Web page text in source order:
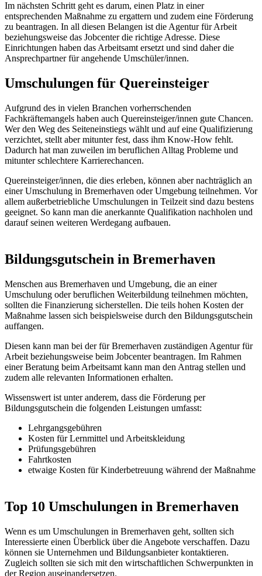
Im nächsten Schritt geht es darum, einen Platz in einer
entsprechenden Maßnahme zu ergattern und zudem eine Förderung
zu beantragen. In all diesen Belangen ist die Agentur für Arbeit
beziehungsweise das Jobcenter die richtige Adresse. Diese
Einrichtungen haben das Arbeitsamt ersetzt und sind daher die
Ansprechpartner für angehende Umschüler/innen.
Umschulungen für Quereinsteiger
Aufgrund des in vielen Branchen vorherrschenden
Fachkräftemangels haben auch Quereinsteiger/innen gute Chancen.
Wer den Weg des Seiteneinstiegs wählt und auf eine Qualifizierung
verzichtet, stellt aber mitunter fest, dass ihm Know-How fehlt.
Dadurch hat man zuweilen im beruflichen Alltag Probleme und
mitunter schlechtere Karrierechancen.
Quereinsteiger/innen, die dies erleben, können aber nachträglich an
einer Umschulung in Bremerhaven oder Umgebung teilnehmen. Vor
allem außerbetriebliche Umschulungen in Teilzeit sind dazu bestens
geeignet. So kann man die anerkannte Qualifikation nachholen und
darauf seinen weiteren Werdegang aufbauen.
Bildungsgutschein in Bremerhaven
Menschen aus Bremerhaven und Umgebung, die an einer
Umschulung oder beruflichen Weiterbildung teilnehmen möchten,
sollten die Finanzierung sicherstellen. Die teils hohen Kosten der
Maßnahme lassen sich beispielsweise durch den Bildungsgutschein
auffangen.
Diesen kann man bei der für Bremerhaven zuständigen Agentur für
Arbeit beziehungsweise beim Jobcenter beantragen. Im Rahmen
einer Beratung beim Arbeitsamt kann man den Antrag stellen und
zudem alle relevanten Informationen erhalten.
Wissenswert ist unter anderem, dass die Förderung per
Bildungsgutschein die folgenden Leistungen umfasst:
Lehrgangsgebühren
Kosten für Lernmittel und Arbeitskleidung
Prüfungsgebühren
Fahrtkosten
etwaige Kosten für Kinderbetreuung während der Maßnahme
Top 10 Umschulungen in Bremerhaven
Wenn es um Umschulungen in Bremerhaven geht, sollten sich
Interessierte einen Überblick über die Angebote verschaffen. Dazu
können sie Unternehmen und Bildungsanbieter kontaktieren.
Zugleich sollten sie sich mit den wirtschaftlichen Schwerpunkten in
der Region auseinandersetzen.